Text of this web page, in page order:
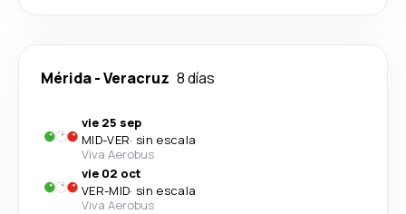
Mérida-Veracruz 8 días
vie 25 sep
MID-VER· sin escala
Viva Aerobus
vie 02 oct
VER-MID· sin escala
Viva Aerobus